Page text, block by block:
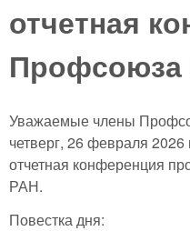
отчетная
Уважаемые члены
четверг, 26 февраля
отчетная конференция
РАН.
Повестка дня: